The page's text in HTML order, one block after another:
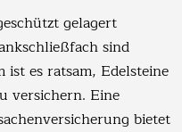
gelagert
sind
ist es ratsam, Edelsteine
versichern. Eine
bietet